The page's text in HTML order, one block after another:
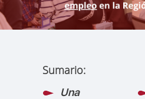
Sumario:
Una